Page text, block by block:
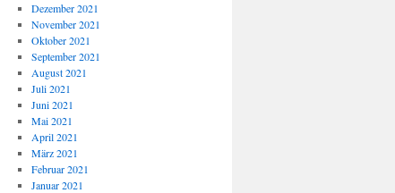
Dezember 2021
November 2021
Oktober 2021
September 2021
August 2021
Juli 2021
Juni 2021
Mai 2021
April 2021
März 2021
Februar 2021
Januar 2021